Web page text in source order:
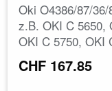
Oki O4386/87/
z.B. OKI C 5650,
OKI C 5750, OKI
CHF 167.85